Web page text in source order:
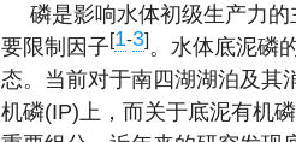
磷是影响水体初级生产力
要限制因子[1-3]。水体底泥磷
态。当前对于南四湖湖泊及其
机磷(IP)上，而关于底泥有机